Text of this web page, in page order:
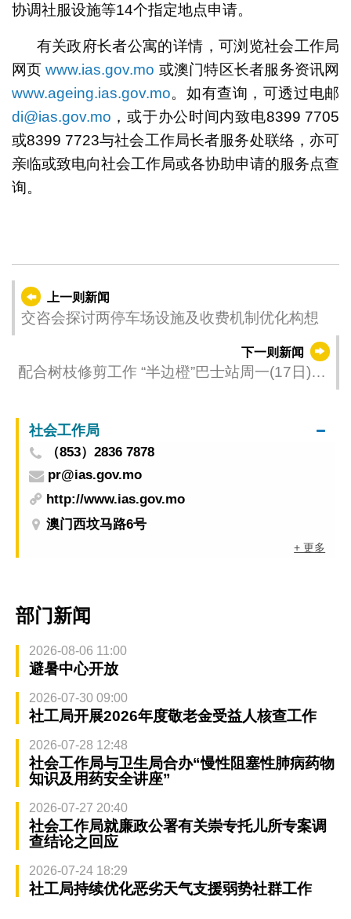
协调社服设施等14个指定地点申请。
有关政府长者公寓的详情，可浏览社会工作局
网页www.ias.gov.mo 或澳门特区长者服务资讯网
www.ageing.ias.gov.mo。如有查询，可透过电邮
di@ias.gov.mo ，或于办公时间内致电8399 7705
或8399 7723与社会工作局长者服务处联络，亦可
亲临或致电向社会工作局或各协助申请的服务点查
询。
上一则新闻
交咨会探讨两停车场设施及收费机制优化构想
下一则新闻
配合树枝修剪工作 “半边橙”巴士站周一(17日)临
社会工作局
（853）2836 7878
pr@ias.gov.mo
http://www.ias.gov.mo
澳门西坟马路6号
+ 更多
部门新闻
2026-08-06 11:00
避暑中心开放
2026-07-30 09:00
社工局开展2026年度敬老金受益人核查工作
2026-07-28 12:48
社会工作局与卫生局合办“慢性阻塞性肺病药物
知识及用药安全讲座”
2026-07-27 20:40
社会工作局就廉政公署有关崇专托儿所专案调
查结论之回应
2026-07-24 18:29
社工局持续优化恶劣天气支援弱势社群工作